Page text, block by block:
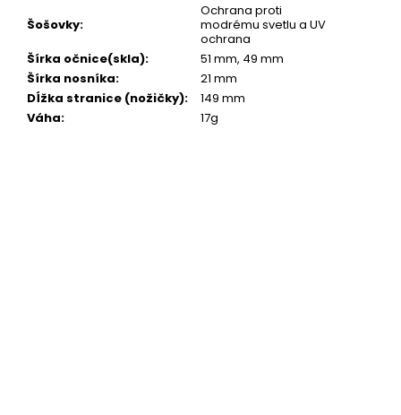
Šošovky:
Ochrana proti
modrému svetlu a UV
ochrana
Šírka očnice(skla):
51 mm, 49 mm
Šírka nosníka:
21 mm
Dĺžka stranice (nožičky):
149 mm
Váha: 17g